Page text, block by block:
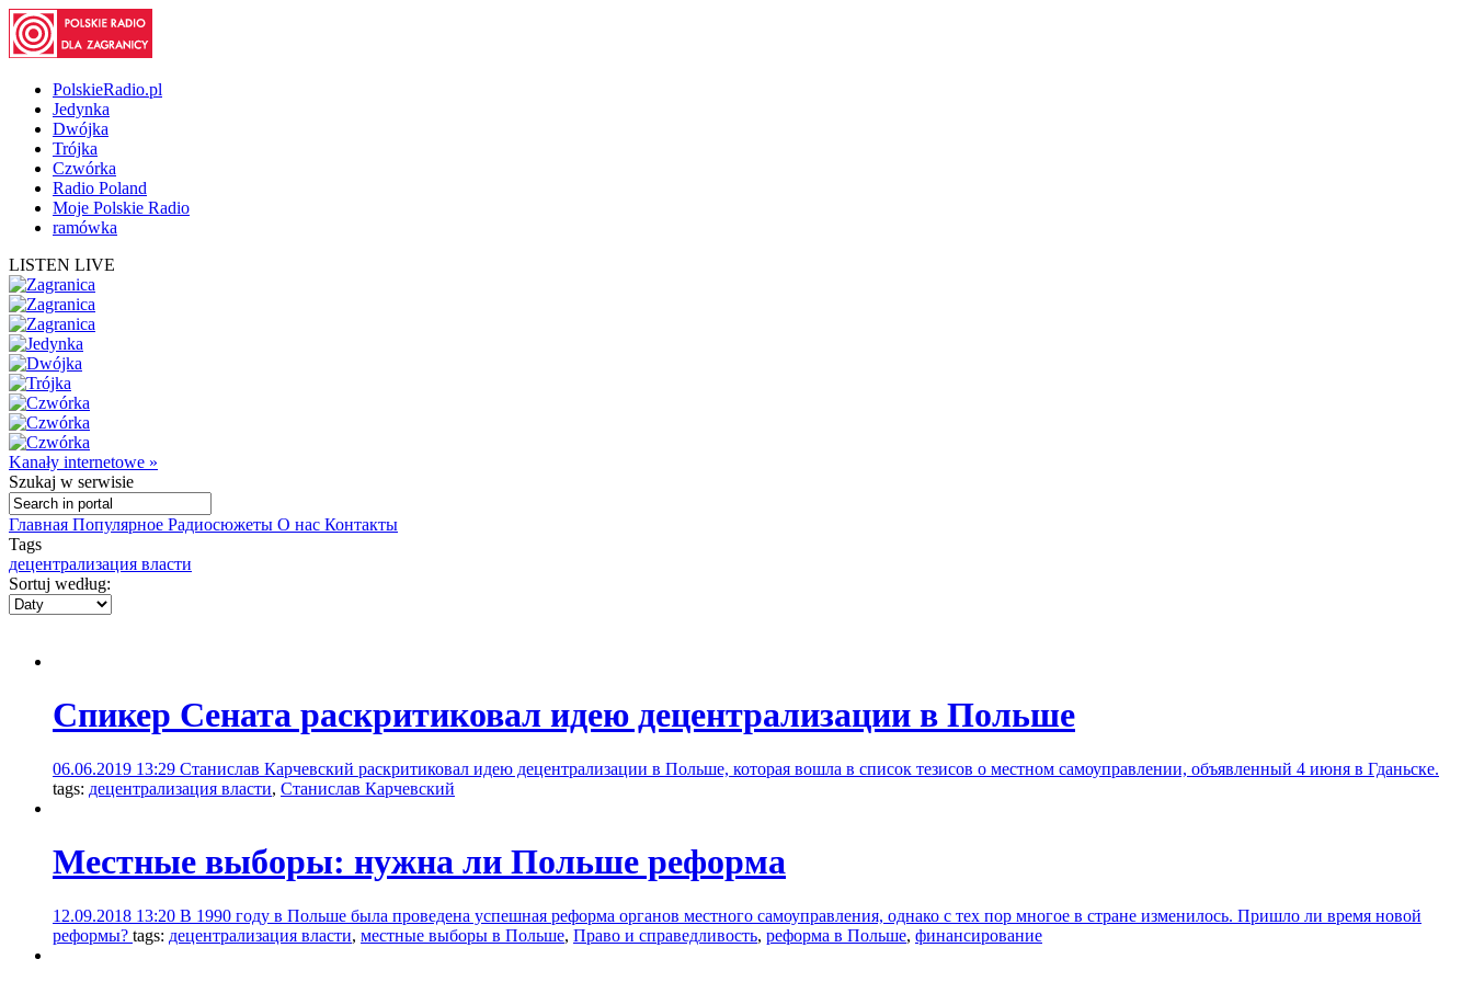
PolskieRadio.pl
Jedynka
Dwójka
Trójka
Czwórka
Radio Poland
Moje Polskie Radio
ramówka
LISTEN LIVE
Kanały internetowe »
Szukaj w serwisie
Главная Популярное Радиосюжеты О нас Контакты
Tags
децентрализация власти
Sortuj według:
Спикер Сената раскритиковал идею децентрализации в Польше
06.06.2019 13:29 Станислав Карчевский раскритиковал идею децентрализации в Польше, которая вошла в список тезисов о местном самоуправлении, объявленный 4 июня в Гданьске.
tags: децентрализация власти, Станислав Карчевский
Местные выборы: нужна ли Польше реформа
12.09.2018 13:20 В 1990 году в Польше была проведена успешная реформа органов местного самоуправления, однако с тех пор многое в стране изменилось. Пришло ли время новой
реформы? tags: децентрализация власти, местные выборы в Польше, Право и справедливость, реформа в Польше, финансирование